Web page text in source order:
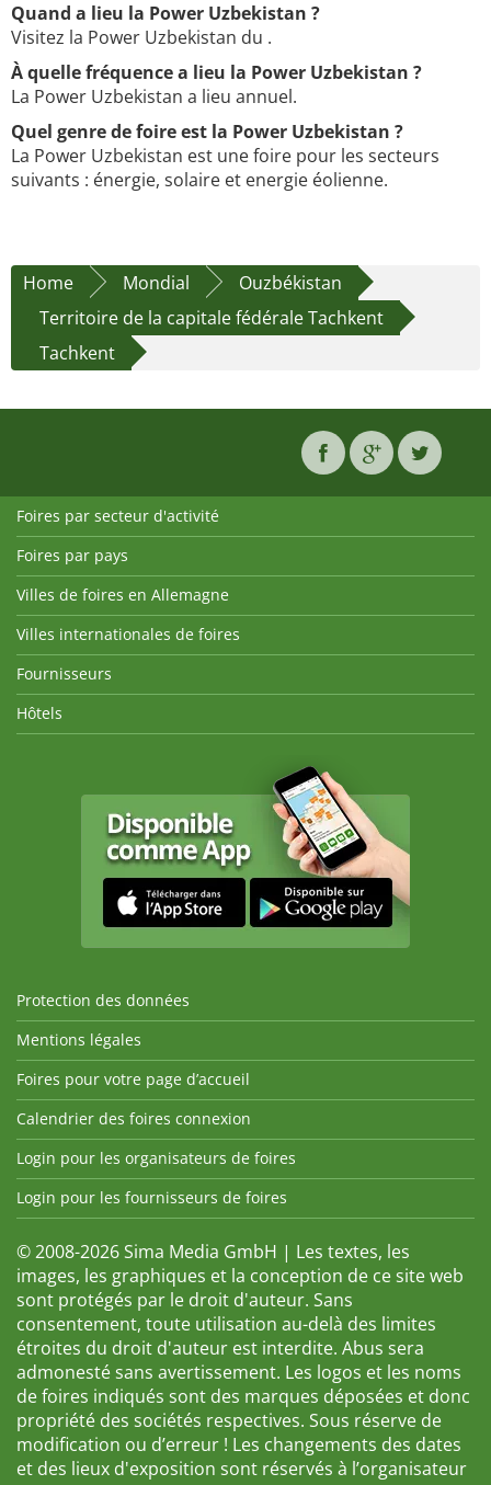
Quand a lieu la Power Uzbekistan ?
Visitez la Power Uzbekistan du .
À quelle fréquence a lieu la Power Uzbekistan ?
La Power Uzbekistan a lieu annuel.
Quel genre de foire est la Power Uzbekistan ?
La Power Uzbekistan est une foire pour les secteurs
suivants : énergie, solaire et energie éolienne.
Home Mondial
Ouzbékistan
Territoire de la capitale fédérale Tachkent
Tachkent
Foires par secteur d'activité
Foires par pays
Villes de foires en Allemagne
Villes internationales de foires
Fournisseurs
Hôtels
Protection des données
Mentions légales
Foires pour votre page d’accueil
Calendrier des foires connexion
Login pour les organisateurs de foires
Login pour les fournisseurs de foires
© 2008-2026 Sima Media GmbH | Les textes, les
images, les graphiques et la conception de ce site web
sont protégés par le droit d'auteur. Sans
consentement, toute utilisation au-delà des limites
étroites du droit d'auteur est interdite. Abus sera
admonesté sans avertissement. Les logos et les noms
de foires indiqués sont des marques déposées et donc
propriété des sociétés respectives. Sous réserve de
modification ou d’erreur ! Les changements des dates
et des lieux d'exposition sont réservés à l’organisateur